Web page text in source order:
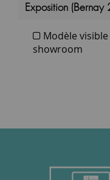
Exposition (Bernay
Modèle
showroom